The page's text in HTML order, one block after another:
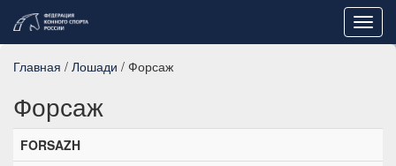
Главная / Лошади / Форсаж
Форсаж
FORSAZH